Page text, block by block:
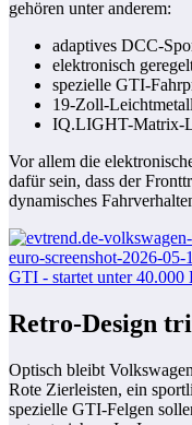
gehören unter anderem:
adaptives DCC-
elektronisch
spezielle GTI-
19-Zoll-
IQ.LIGHT-Matrix-
Vor allem die
dafür sein, dass der
dynamisches
Retro-Design
Optisch bleibt
Rote Zierleisten, ein
spezielle GTI-Felgen